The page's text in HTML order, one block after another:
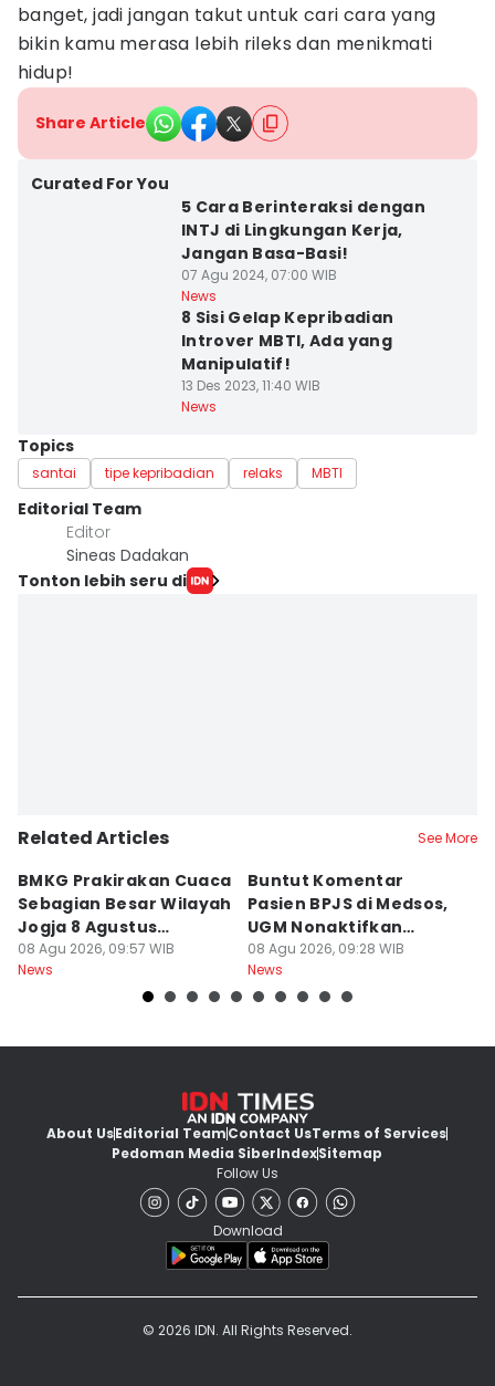
banget, jadi jangan takut untuk cari cara yang
bikin kamu merasa lebih rileks dan menikmati
hidup!
Share Article
Curated For You
5 Cara Berinteraksi dengan
INTJ di Lingkungan Kerja,
Jangan Basa-Basi!
07 Agu 2024, 07:00 WIB
News
8 Sisi Gelap Kepribadian
Introver MBTI, Ada yang
Manipulatif!
13 Des 2023, 11:40 WIB
News
Topics
santai tipe kepribadian relaks MBTI
Editorial Team
Editor
Sineas Dadakan
Tonton lebih seru di
Related Articles See More
BMKG Prakirakan Cuaca
Sebagian Besar Wilayah
Jogja 8 Agustus
Berawan
08 Agu 2026, 09:57 WIB
News
Buntut Komentar
Pasien BPJS di Medsos,
UGM Nonaktifkan
Dokter PPDS
08 Agu 2026, 09:28 WIB
News
About UsEditorial TeamContact UsTerms of Services
Pedoman Media SiberIndexSitemap
Follow Us
Download
© 2026 IDN. All Rights Reserved.